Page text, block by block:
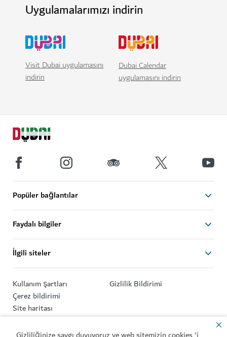
Uygulamalarımızı indirin
Visit Dubai uygulamasını
indirin
Dubai Calendar
uygulamasını indirin
Popüler bağlantılar
Faydalı bilgiler
İlgili siteler
Kullanım şartları
Gizlilik Bildirimi
Çerez bildirimi
Site haritası
Telif Hakkı © 2025. Bu site Ekonomi ve Turizm Bakanlığı